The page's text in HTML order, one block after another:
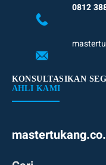
0812
KONSULTASIKAN
AHLI KAMI